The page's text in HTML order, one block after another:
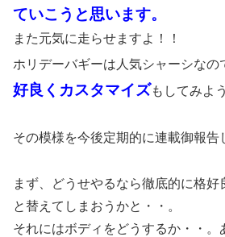
ていこうと思います。
また元気に走らせますよ！！
ホリデーバギーは人気シャーシなの
好良くカスタマイズもしてみよ
その模様を今後定期的に連載御報告
まず、どうせやるなら徹底的に格好
と替えてしまおうかと・・。
それにはボディをどうするか・・。